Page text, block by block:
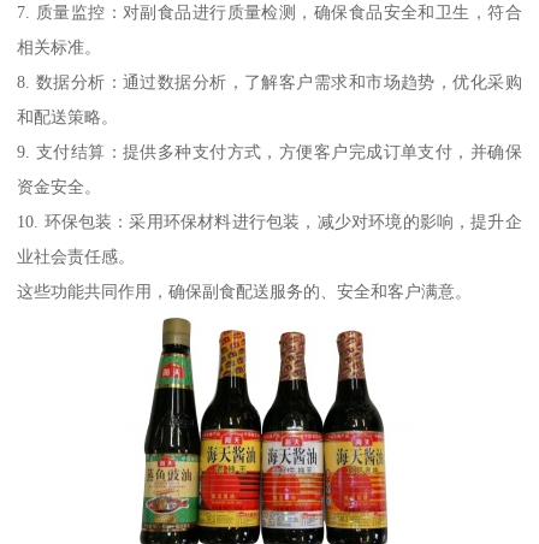
7. 质量监控：对副食品进行质量检测，确保食品安全和卫生，符合
相关标准。
8. 数据分析：通过数据分析，了解客户需求和市场趋势，优化采购
和配送策略。
9. 支付结算：提供多种支付方式，方便客户完成订单支付，并确保
资金安全。
10. 环保包装：采用环保材料进行包装，减少对环境的影响，提升企
业社会责任感。
这些功能共同作用，确保副食配送服务的、安全和客户满意。